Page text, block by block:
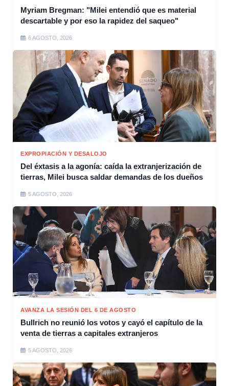
Myriam Bregman: "Milei entendió que es material
descartable y por eso la rapidez del saqueo"
6 AGOSTO, 2026
EXPROPIACIÓN Y DESALOJO
Del éxtasis a la agonía: caída la extranjerización de
tierras, Milei busca saldar demandas de los dueños
5 AGOSTO, 2026
AVANZA LA SESIÓN DEL 6 DE AGOSTO
Bullrich no reunió los votos y cayó el capítulo de la
venta de tierras a capitales extranjeros
5 AGOSTO, 2026